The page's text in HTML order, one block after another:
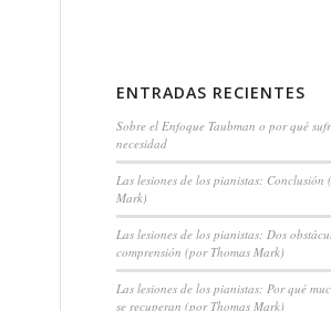
ENTRADAS RECIENTES
Sobre el Enfoque Taubman o por qué
necesidad
Las lesiones de los pianistas: Conclusión
Mark)
Las lesiones de los pianistas: Dos
comprensión (por Thomas Mark)
Las lesiones de los pianistas: Por qué
se recuperan (por Thomas Mark)